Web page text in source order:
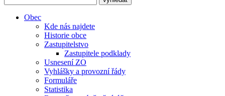
Obec
Kde nás najdete
Historie obce
Zastupitelstvo
Zastupitele podklady
Usnesení ZO
Vyhlášky a provozní řády
Formuláře
Statistika